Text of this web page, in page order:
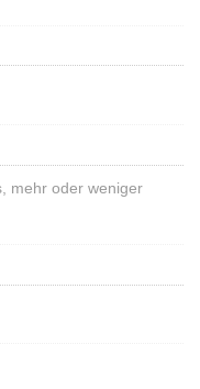
mehr oder weniger